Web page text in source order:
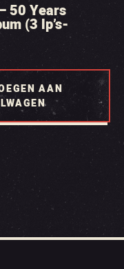
50 Years
(3 lp’s-
AAN